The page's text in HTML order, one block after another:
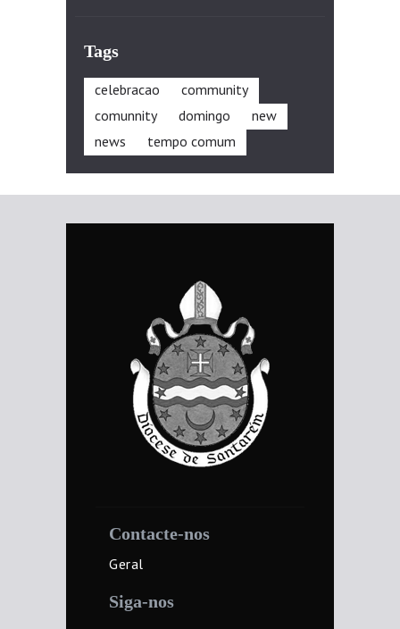
Tags
celebracao
community
comunnity
domingo
new
news
tempo comum
Contacte-nos
Geral
Siga-nos